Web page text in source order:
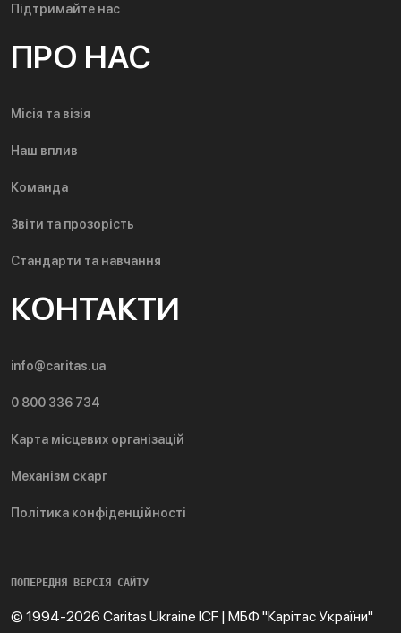
Підтримайте нас
ПРО НАС
Місія та візія
Наш вплив
Команда
Звіти та прозорість
Стандарти та навчання
КОНТАКТИ
info@caritas.ua
0 800 336 734
Карта місцевих організацій
Механізм скарг
Політика конфіденційності
ПОПЕРЕДНЯ ВЕРСІЯ САЙТУ
© 1994-2026 Caritas Ukraine ICF | МБФ "Карітас України"